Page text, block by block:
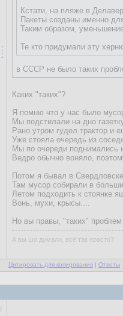
Кстати, на пляже в
Пакеты созданы именно
Таким образом,
Те кто придумали эту
в СССР не было таких
Каких "таких"?
Я помню что у нас было
Мы подстилали на дно
Рано утром гудел трактор
Уже стояла очередь из
Мы по очереди поднимались
Ведро обычно воняло,
Потом я бывал в
Там мусор собирали в
Летом подходить к стоянке
Вонь, мухи, крысы....
Но вы правы, "таких"
А вы шо думали, всё так просто?
Цитировать для копирования | Ответы